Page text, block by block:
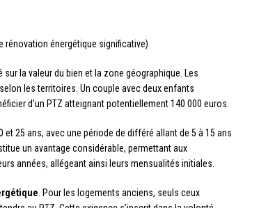
rénovation énergétique significative)
sur la valeur du bien et la zone géographique. Les
les territoires. Un couple avec deux enfants
d’un PTZ atteignant potentiellement 140 000 euros.
25 ans, avec une période de différé allant de 5 à 15 ans
un avantage considérable, permettant aux
années, allégeant ainsi leurs mensualités initiales.
. Pour les logements anciens, seuls ceux